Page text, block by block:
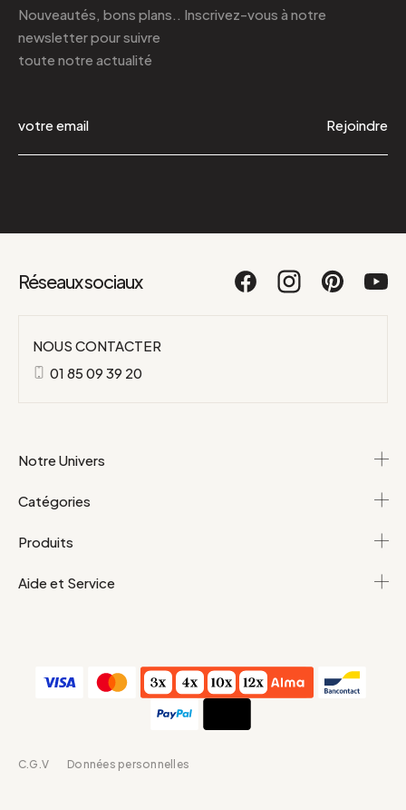
Nouveautés, bons plans.. Inscrivez-vous à notre
newsletterpour suivre
toute notre actualité
Rejoindre
Réseaux sociaux
NOUS CONTACTER
01 85 09 39 20
Notre Univers
Catégories
Produits
Aide et Service
C.G.V Données personnelles